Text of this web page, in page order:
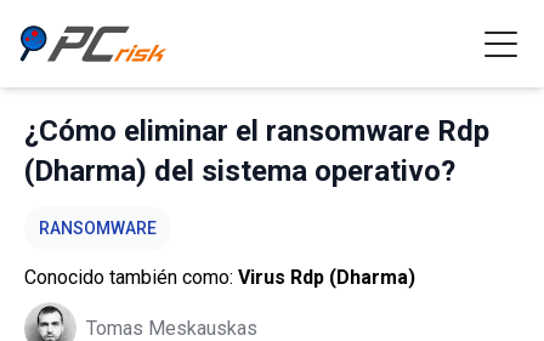
¿Cómo eliminar el ransomware Rdp
(Dharma) del sistema operativo?
RANSOMWARE
Conocido también como: Virus Rdp (Dharma)
Tomas Meskauskas